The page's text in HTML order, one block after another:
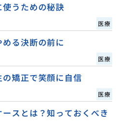
うための秘訣
医療
る決断の前に
医療
矯正で笑顔に自信
医療
スとは？知っておくべき